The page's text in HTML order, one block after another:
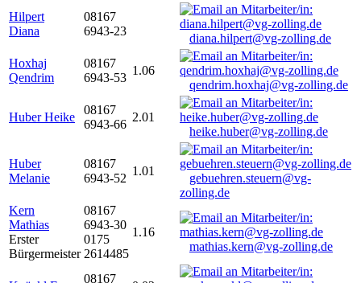
Hilpert
Diana
08167
6943-23
diana.hilpert@vg-zolling.de
Hoxhaj
Qendrim
08167
6943-53
1.06
qendrim.hoxhaj@vg-zolling.de
Huber Heike
08167
6943-66
2.01
heike.huber@vg-zolling.de
Huber
Melanie
08167
6943-52
1.01
gebuehren.steuern@vg-
zolling.de
Kern
Mathias
Erster
Bürgermeister
08167
6943-30
0175
2614485
1.16
mathias.kern@vg-zolling.de
08167